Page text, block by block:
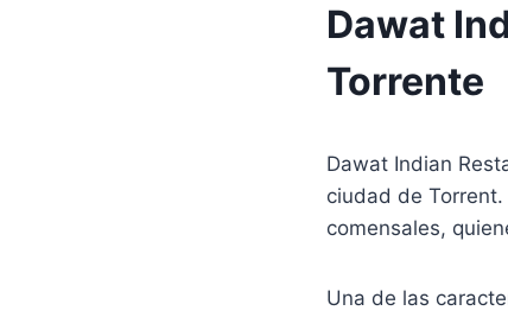
Dawat
Torrente
Dawat Indian
ciudad de
comensales,
Una de las